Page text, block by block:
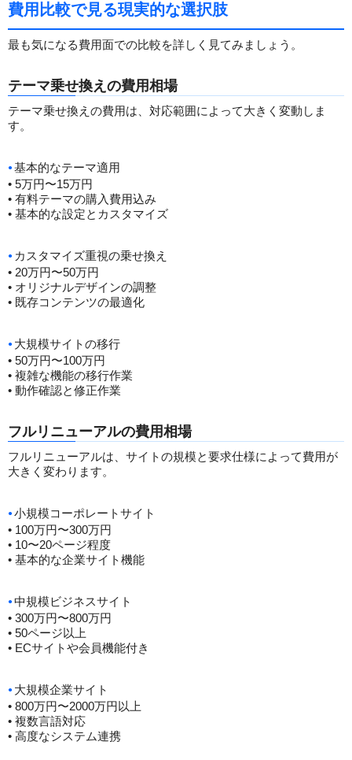
費用比較で見る現実的な選択肢
最も気になる費用面での比較を詳しく見てみましょう。
テーマ乗せ換えの費用相場
テーマ乗せ換えの費用は、対応範囲によって大きく変動しま
す。
基本的なテーマ適用
• 5万円〜15万円
• 有料テーマの購入費用込み
• 基本的な設定とカスタマイズ
カスタマイズ重視の乗せ換え
• 20万円〜50万円
• オリジナルデザインの調整
• 既存コンテンツの最適化
大規模サイトの移行
• 50万円〜100万円
• 複雑な機能の移行作業
• 動作確認と修正作業
フルリニューアルの費用相場
フルリニューアルは、サイトの規模と要求仕様によって費用が
大きく変わります。
小規模コーポレートサイト
• 100万円〜300万円
• 10〜20ページ程度
• 基本的な企業サイト機能
中規模ビジネスサイト
• 300万円〜800万円
• 50ページ以上
• ECサイトや会員機能付き
大規模企業サイト
• 800万円〜2000万円以上
• 複数言語対応
• 高度なシステム連携